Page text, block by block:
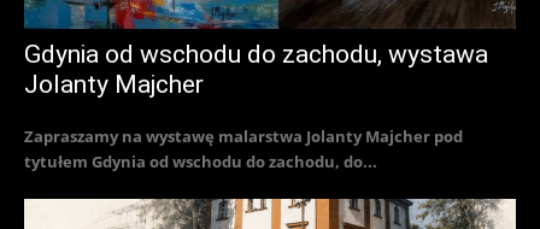
Gdynia od wschodu do zachodu, wystawa
Jolanty Majcher
Zapraszamy na wystawę malarstwa Jolanty Majcher pod
tytułem Gdynia od wschodu do zachodu, do...